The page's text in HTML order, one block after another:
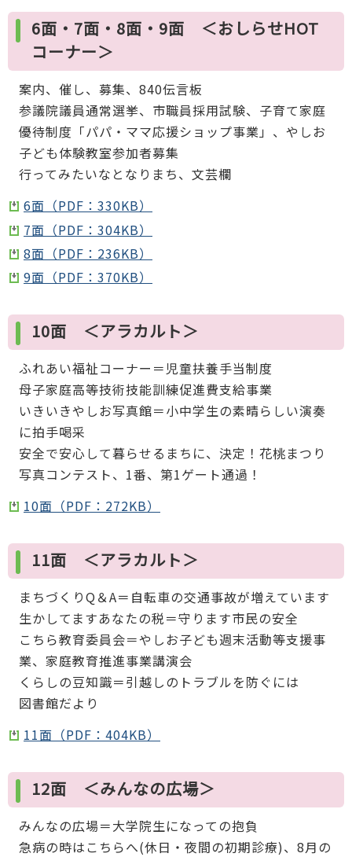
6面・7面・8面・9面 ＜おしらせHOT
コーナー＞
案内、催し、募集、840伝言板
参議院議員通常選挙、市職員採用試験、子育て家庭
優待制度「パパ・ママ応援ショップ事業」、やしお
子ども体験教室参加者募集
行ってみたいなとなりまち、文芸欄
6面（PDF：330KB）
7面（PDF：304KB）
8面（PDF：236KB）
9面（PDF：370KB）
10面 ＜アラカルト＞
ふれあい福祉コーナー＝児童扶養手当制度
母子家庭高等技術技能訓練促進費支給事業
いきいきやしお写真館＝小中学生の素晴らしい演奏
に拍手喝采
安全で安心して暮らせるまちに、決定！花桃まつり
写真コンテスト、1番、第1ゲート通過！
10面（PDF：272KB）
11面 ＜アラカルト＞
まちづくりQ＆A＝自転車の交通事故が増えています
生かしてますあなたの税＝守ります市民の安全
こちら教育委員会＝やしお子ども週末活動等支援事
業、家庭教育推進事業講演会
くらしの豆知識＝引越しのトラブルを防ぐには
図書館だより
11面（PDF：404KB）
12面 ＜みんなの広場＞
みんなの広場＝大学院生になっての抱負
急病の時はこちらへ(休日・夜間の初期診療)、8月の